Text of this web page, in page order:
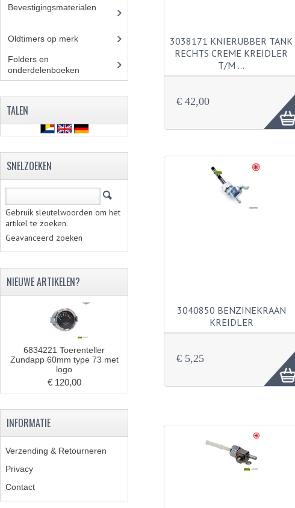
3038171 KNIERUBBER TANK
RECHTS CREME KREIDLER
T/M …
€ 42,00
3040850 BENZINEKRAAN
KREIDLER
€ 5,25
Bevestigingsmaterialen
Oldtimers op merk
Folders en
onderdelenboeken
TALEN
SNELZOEKEN
Gebruik sleutelwoorden om het
artikel te zoeken.
Geavanceerd zoeken
NIEUWE ARTIKELEN?
6834221 Toerenteller
Zundapp 60mm type 73 met
logo
€ 120,00
INFORMATIE
Verzending & Retourneren
Privacy
Contact